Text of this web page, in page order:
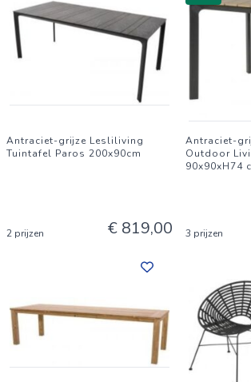
Antraciet-grijze Lesliliving
Tuintafel Paros 200x90cm
2 prijzen € 819,00
Antraciet-
Outdoor
90x90xH74
3 prijzen